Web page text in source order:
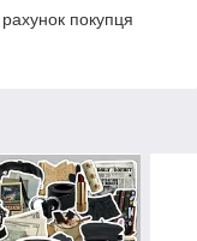
покупця